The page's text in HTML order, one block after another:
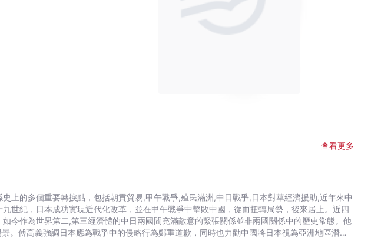
查看更多
上的多個重要轉捩點，包括朝貢貿易,甲午戰爭,殖民滿洲,中日戰爭,日本對華經濟援助,近年來中
世紀，日本成功實現近代化改革，並在甲午戰爭中擊敗中國，從而扭轉局勢，後來居上。近四
今作為世界第二,第三經濟體的中日兩國間充滿敵意的緊張關係並非兩國關係中的歷史常態。他
傅高義強調日本應為戰爭中的侵略行為鄭重道歉，同時也力勸中國將日本視為亞洲地區潛在